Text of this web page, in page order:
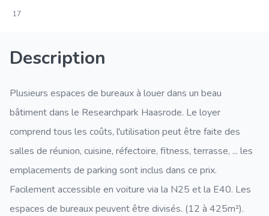
17
Description
Plusieurs espaces de bureaux à louer dans un beau
bâtiment dans le Researchpark Haasrode. Le loyer
comprend tous les coûts, l'utilisation peut être faite des
salles de réunion, cuisine, réfectoire, fitness, terrasse, ... les
emplacements de parking sont inclus dans ce prix.
Facilement accessible en voiture via la N25 et la E40. Les
espaces de bureaux peuvent être divisés. (12 à 425m²).